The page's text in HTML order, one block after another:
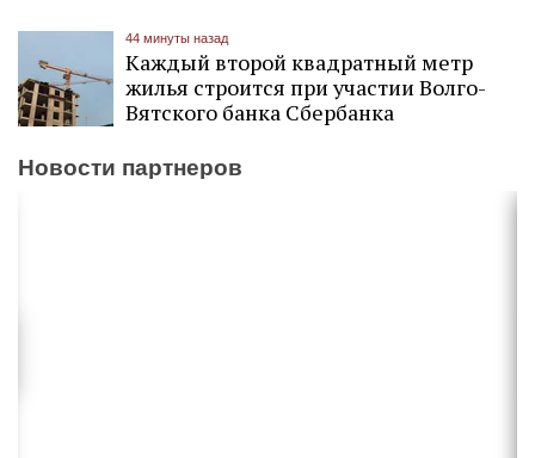
44 минуты назад
Каждый второй квадратный метр
жилья строится при участии Волго-
Вятского банка Сбербанка
Новости партнеров